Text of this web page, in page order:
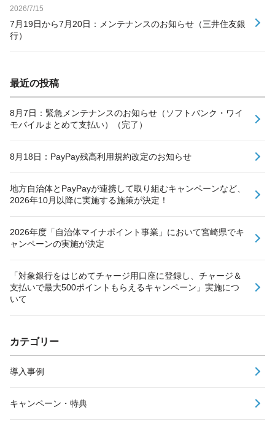
2026/7/15
7月19日から7月20日：メンテナンスのお知らせ（三井住友銀
行）
最近の投稿
8月7日：緊急メンテナンスのお知らせ（ソフトバンク・ワイ
モバイルまとめて支払い）（完了）
8月18日：PayPay残高利用規約改定のお知らせ
地方自治体とPayPayが連携して取り組むキャンペーンなど、
2026年10月以降に実施する施策が決定！
2026年度「自治体マイナポイント事業」において宮崎県でキ
ャンペーンの実施が決定
「対象銀行をはじめてチャージ用口座に登録し、チャージ＆
支払いで最大500ポイントもらえるキャンペーン」実施につ
いて
カテゴリー
導入事例
キャンペーン・特典